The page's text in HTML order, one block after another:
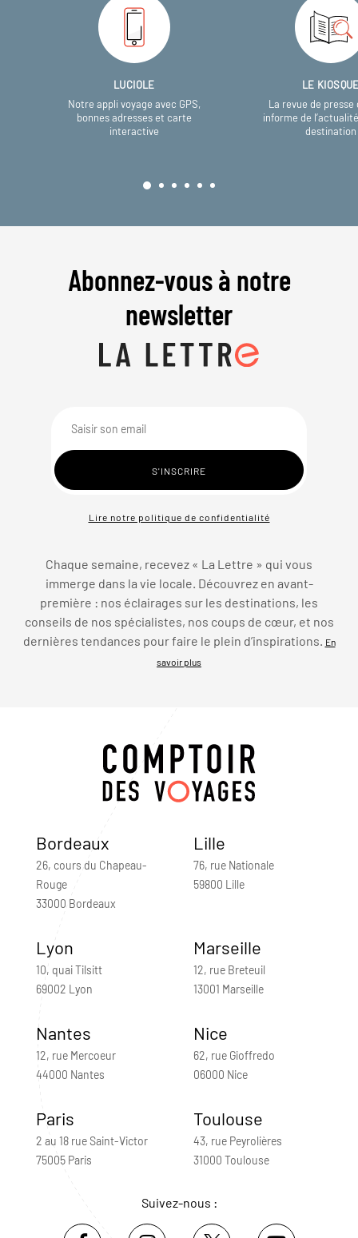
LUCIOLE
Notre appli voyage avec GPS,
bonnes adresses et carte
interactive
LE
La revue de presse
informe de
destination
Abonnez-vous à notre
newsletter
Lire notre politique de confidentialité
Chaque semaine, recevez « La Lettre » qui vous
immerge dans la vie locale. Découvrez en avant-
première : nos éclairages sur les destinations, les
conseils de nos spécialistes, nos coups de cœur, et nos
dernières tendances pour faire le plein d’inspirations.
En
savoir plus
Bordeaux
26, cours du Chapeau-
Rouge
33000 Bordeaux
Lille
76, rue Nationale
59800 Lille
Lyon
10, quai Tilsitt
69002 Lyon
Marseille
12, rue Breteuil
13001 Marseille
Nantes
12, rue Mercoeur
44000 Nantes
Nice
62, rue Gioffredo
06000 Nice
Paris
2 au 18 rue Saint-Victor
75005 Paris
Toulouse
43, rue Peyrolières
31000 Toulouse
Suivez-nous :